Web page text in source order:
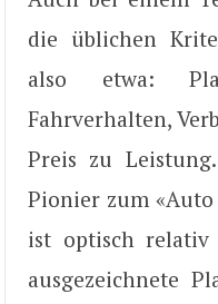
die üblichen
also etwa:
Fahrverhalten,
Preis zu
Pionier zum «Auto
ist optisch
ausgezeichnete